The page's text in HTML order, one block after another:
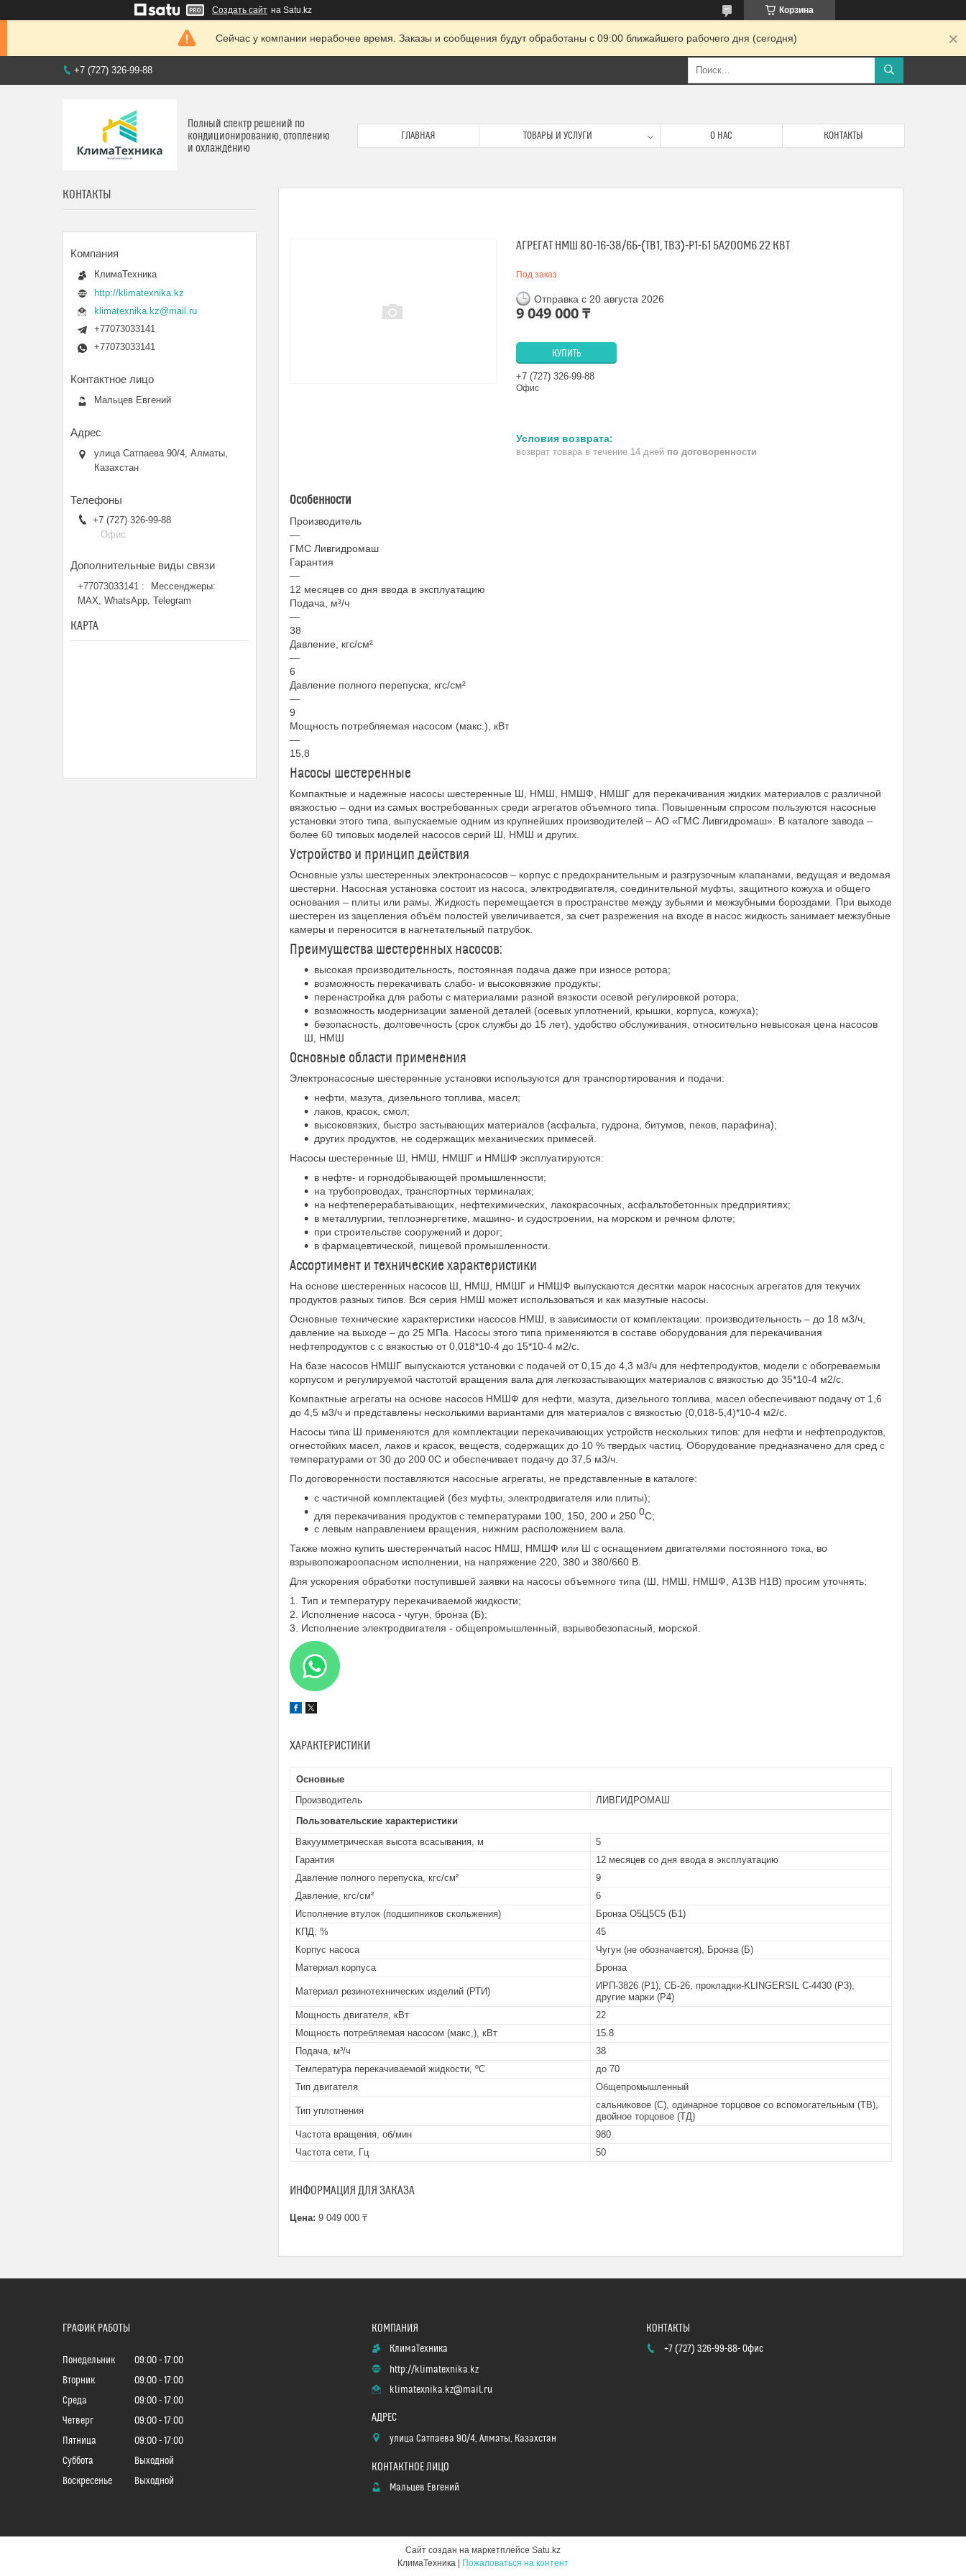
Создать сайт на Satu.kz Корзина
Сейчас у компании нерабочее время. Заказы и сообщения будут обработаны с 09:00 ближайшего рабочего дня (сегодня)
+7 (727) 326-99-88
Полный спектр решений по
кондиционированию, отоплению
и охлаждению
ГЛАВНАЯ ТОВАРЫ И УСЛУГИ О НАС КОНТАКТЫ
АГРЕГАТ НМШ 80-16-38/6Б-(ТВ1, ТВ3)-Р1-Б1 5А200М6 22 КВТ
Под заказ
Отправка с 20 августа 2026
9 049 000 ₸
КУПИТЬ
+7 (727) 326-99-88
Офис
возврат товара в течение 14 дней по договоренности
Особенности
Производитель
—
ГМС Ливгидромаш
Гарантия
—
12 месяцев со дня ввода в эксплуатацию
Подача, м³/ч
—
38
Давление, кгс/см²
—
6
Давление полного перепуска, кгс/см²
—
9
Мощность потребляемая насосом (макс.), кВт
—
15,8
Насосы шестеренные
Компактные и надежные насосы шестеренные Ш, НМШ, НМШФ, НМШГ для перекачивания жидких материалов с различной
вязкостью – одни из самых востребованных среди агрегатов объемного типа. Повышенным спросом пользуются насосные
установки этого типа, выпускаемые одним из крупнейших производителей – АО «ГМС Ливгидромаш». В каталоге завода –
более 60 типовых моделей насосов серий Ш, НМШ и других.
Устройство и принцип действия
Основные узлы шестеренных электронасосов – корпус с предохранительным и разгрузочным клапанами, ведущая и ведомая
шестерни. Насосная установка состоит из насоса, электродвигателя, соединительной муфты, защитного кожуха и общего
основания – плиты или рамы. Жидкость перемещается в пространстве между зубьями и межзубными бороздами. При выходе
шестерен из зацепления объём полостей увеличивается, за счет разрежения на входе в насос жидкость занимает межзубные
камеры и переносится в нагнетательный патрубок.
Преимущества шестеренных насосов:
высокая производительность, постоянная подача даже при износе ротора;
возможность перекачивать слабо- и высоковязкие продукты;
перенастройка для работы с материалами разной вязкости осевой регулировкой ротора;
возможность модернизации заменой деталей (осевых уплотнений, крышки, корпуса, кожуха);
безопасность, долговечность (срок службы до 15 лет), удобство обслуживания, относительно невысокая цена насосов
Ш, НМШ
Основные области применения
Электронасосные шестеренные установки используются для транспортирования и подачи:
нефти, мазута, дизельного топлива, масел;
лаков, красок, смол;
высоковязких, быстро застывающих материалов (асфальта, гудрона, битумов, пеков, парафина);
других продуктов, не содержащих механических примесей.
Насосы шестеренные Ш, НМШ, НМШГ и НМШФ эксплуатируются:
в нефте- и горнодобывающей промышленности;
на трубопроводах, транспортных терминалах;
на нефтеперерабатывающих, нефтехимических, лакокрасочных, асфальтобетонных предприятиях;
в металлургии, теплоэнергетике, машино- и судостроении, на морском и речном флоте;
при строительстве сооружений и дорог;
в фармацевтической, пищевой промышленности.
Ассортимент и технические характеристики
На основе шестеренных насосов Ш, НМШ, НМШГ и НМШФ выпускаются десятки марок насосных агрегатов для текучих
продуктов разных типов. Вся серия НМШ может использоваться и как мазутные насосы.
Основные технические характеристики насосов НМШ, в зависимости от комплектации: производительность – до 18 м3/ч,
давление на выходе – до 25 МПа. Насосы этого типа применяются в составе оборудования для перекачивания
нефтепродуктов с с вязкостью от 0,018*10-4 до 15*10-4 м2/с.
На базе насосов НМШГ выпускаются установки с подачей от 0,15 до 4,3 м3/ч для нефтепродуктов, модели с обогреваемым
корпусом и регулируемой частотой вращения вала для легкозастывающих материалов с вязкостью до 35*10-4 м2/с.
Компактные агрегаты на основе насосов НМШФ для нефти, мазута, дизельного топлива, масел обеспечивают подачу от 1,6
до 4,5 м3/ч и представлены несколькими вариантами для материалов с вязкостью (0,018-5,4)*10-4 м2/с.
Насосы типа Ш применяются для комплектации перекачивающих устройств нескольких типов: для нефти и нефтепродуктов,
огнестойких масел, лаков и красок, веществ, содержащих до 10 % твердых частиц. Оборудование предназначено для сред с
температурами от 30 до 200 0С и обеспечивает подачу до 37,5 м3/ч.
По договоренности поставляются насосные агрегаты, не представленные в каталоге:
с частичной комплектацией (без муфты, электродвигателя или плиты);
для перекачивания продуктов с температурами 100, 150, 200 и 250 0С;
с левым направлением вращения, нижним расположением вала.
Также можно купить шестеренчатый насос НМШ, НМШФ или Ш с оснащением двигателями постоянного тока, во
взрывопожароопасном исполнении, на напряжение 220, 380 и 380/660 В.
Для ускорения обработки поступившей заявки на насосы объемного типа (Ш, НМШ, НМШФ, А13В Н1В) просим уточнять:
1. Тип и температуру перекачиваемой жидкости;
2. Исполнение насоса - чугун, бронза (Б);
3. Исполнение электродвигателя - общепромышленный, взрывобезопасный, морской.
ХАРАКТЕРИСТИКИ
Основные
Производитель
ЛИВГИДРОМАШ
Пользовательские характеристики
Вакуумметрическая высота всасывания, м
5
Гарантия
12 месяцев со дня ввода в эксплуатацию
Давление полного перепуска, кгс/см²
9
Давление, кгс/см²
6
Исполнение втулок (подшипников скольжения)
Бронза О5Ц5С5 (Б1)
КПД, %
45
Корпус насоса
Чугун (не обозначается), Бронза (Б)
Материал корпуса
Бронза
Материал резинотехнических изделий (РТИ)
ИРП-3826 (Р1), СБ-26, прокладки-KLINGERSIL C-4430 (Р3),
другие марки (Р4)
Мощность двигателя, кВт
22
Мощность потребляемая насосом (макс,), кВт
15.8
Подача, м³/ч
38
Температура перекачиваемой жидкости, ºС
до 70
Тип двигателя
Общепромышленный
Тип уплотнения
сальниковое (С), одинарное торцовое со вспомогательным (ТВ),
двойное торцовое (ТД)
Частота вращения, об/мин
980
Частота сети, Гц
50
ИНФОРМАЦИЯ ДЛЯ ЗАКАЗА
Цена: 9 049 000 ₸
КОНТАКТЫ
КлимаТехника
http://klimatexnika.kz
klimatexnika.kz@mail.ru
+77073033141
+77073033141
Мальцев Евгений
улица Сатпаева 90/4, Алматы,
Казахстан
+7 (727) 326-99-88
Офис
+77073033141
Мессенджеры:
MAX, WhatsApp, Telegram
КАРТА
ГРАФИК РАБОТЫ
Понедельник 09:00
17:00
Вторник
09:00
17:00
Среда
09:00
17:00
Четверг
09:00
17:00
Пятница
09:00
17:00
Суббота
Выходной
Воскресенье
Выходной
КлимаТехника
http://klimatexnika.kz
klimatexnika.kz@mail.ru
улица Сатпаева 90/4, Алматы, Казахстан
Мальцев Евгений
+7 (727) 326-99-88 Офис
Сайт создан на маркетплейсе Satu.kz
Пожаловаться на контент